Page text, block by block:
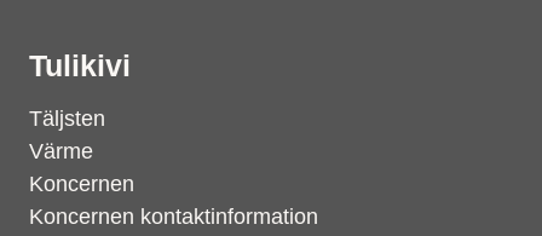
Tulikivi
Täljsten
Värme
Koncernen
Koncernen kontaktinformation